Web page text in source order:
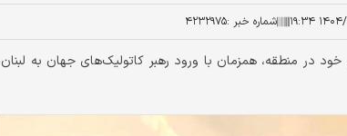
۹ ۱۹:۳۴ شماره خبر :۴۲۳۲۹۷۵
در منطقه، همزمان با ورود رهبر کاتولیک‌های جهان به